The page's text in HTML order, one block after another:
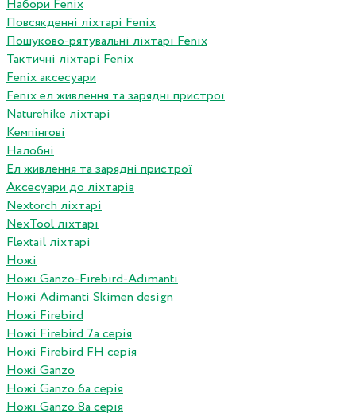
Набори Fenix
Повсякденні ліхтарі Fenix
Пошуково-рятувальні ліхтарі Fenix
Тактичні ліхтарі Fenix
Fenix аксесуари
Fenix ел живлення та зарядні пристрої
Naturehike ліхтарі
Кемпінгові
Налобні
Ел живлення та зарядні пристрої
Аксесуари до ліхтарів
Nextorch ліхтарі
NexTool ліхтарі
Flextail ліхтарі
Ножі
Ножі Ganzo-Firebird-Adimanti
Ножі Adimanti Skimen design
Ножі Firebird
Ножі Firebird 7а серія
Ножі Firebird FH серія
Ножі Ganzo
Ножі Ganzo 6а серія
Ножі Ganzo 8а серія